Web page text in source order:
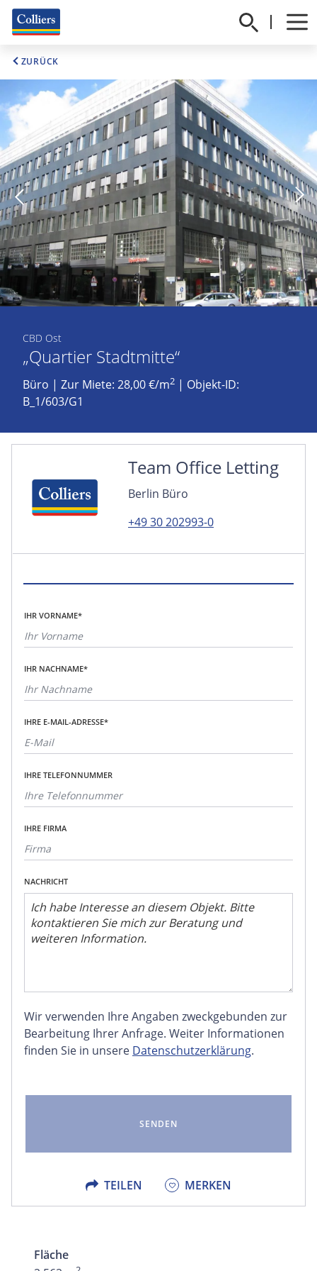
ZURÜCK
CBD Ost
„Quartier Stadtmitte“
Büro | Zur Miete: 28,00 €/m2 | Objekt-ID:
B_1/603/G1
Team Office Letting
Berlin Büro
+49 30 202993-0
IHR VORNAME*
IHR NACHNAME*
IHRE E-MAIL-ADRESSE*
IHRE TELEFONNUMMER
IHRE FIRMA
NACHRICHT
Wir verwenden Ihre Angaben zweckgebunden zur
Bearbeitung Ihrer Anfrage. Weiter Informationen
finden Sie in unsere Datenschutzerklärung.
TEILEN
FACEBOOK
X
MERKEN
Fläche